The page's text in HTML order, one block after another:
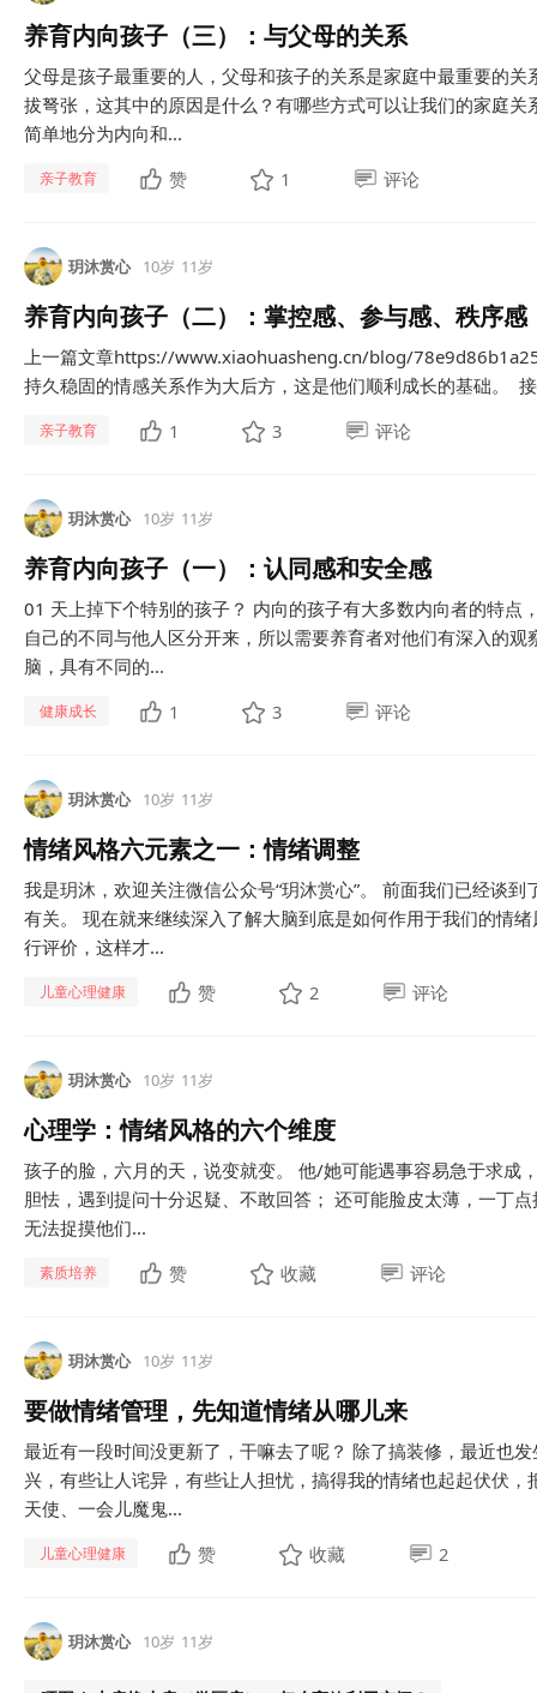
养育内向孩子（三）：与父母的关系
父母是孩子最重要的人，父母和孩子的关系是家庭中最重要的
拔弩张，这其中的原因是什么？有哪些方式可以让我们的家庭
简单地分为内向和...
亲子教育 赞 1 评论
玥沐赏心 10岁 11岁
养育内向孩子（二）：掌控感、参与感、秩序感
上一篇文章https://www.xiaohuasheng.cn/blog/
持久稳固的情感关系作为大后方，这是他们顺利成长的基础。
亲子教育 1 3 评论
玥沐赏心 10岁 11岁
养育内向孩子（一）：认同感和安全感
01 天上掉下个特别的孩子？ 内向的孩子有大多数内向者的特点
自己的不同与他人区分开来，所以需要养育者对他们有深入的
脑，具有不同的...
健康成长 1 3 评论
玥沐赏心 10岁 11岁
情绪风格六元素之一：情绪调整
我是玥沐，欢迎关注微信公众号“玥沐赏心”。 前面我们已经谈
有关。 现在就来继续深入了解大脑到底是如何作用于我们的情
行评价，这样才...
儿童心理健康 赞 2 评论
玥沐赏心 10岁 11岁
心理学：情绪风格的六个维度
孩子的脸，六月的天，说变就变。 他/她可能遇事容易急于求成
胆怯，遇到提问十分迟疑、不敢回答； 还可能脸皮太薄，一丁
无法捉摸他们...
素质培养 赞 收藏 评论
玥沐赏心 10岁 11岁
要做情绪管理，先知道情绪从哪儿来
最近有一段时间没更新了，干嘛去了呢？ 除了搞装修，最近也
兴，有些让人诧异，有些让人担忧，搞得我的情绪也起起伏伏
天使、一会儿魔鬼...
儿童心理健康 赞 收藏 2
玥沐赏心 10岁 11岁